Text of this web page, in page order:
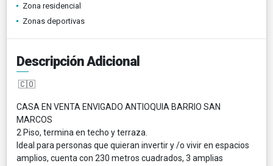
Zona residencial
Zonas deportivas
Descripción Adicional
🇨🇴
CASA EN VENTA ENVIGADO ANTIOQUIA BARRIO SAN
MARCOS
2 Piso, termina en techo y terraza.
Ideal para personas que quieran invertir y /o vivir en espacios
amplios, cuenta con 230 metros cuadrados, 3 amplias